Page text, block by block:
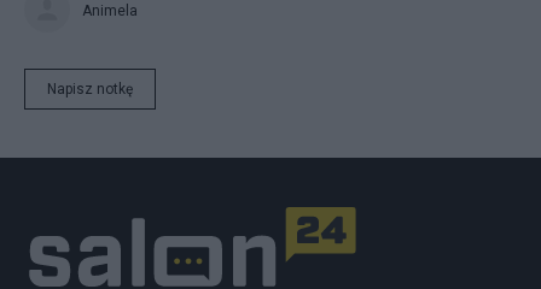
Animela
Napisz notkę